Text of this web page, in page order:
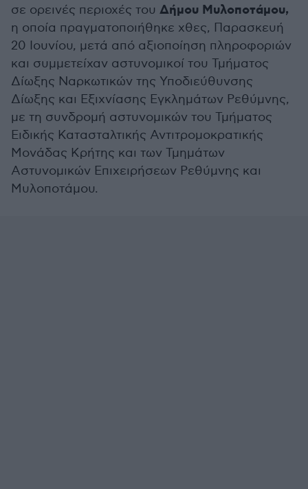
σε ορεινές περιοχές του Δήμου Μυλοποτάμου,
η οποία πραγματοποιήθηκε χθες, Παρασκευή
20 Ιουνίου, μετά από αξιοποίηση πληροφοριών
και συμμετείχαν αστυνομικοί του Τμήματος
Δίωξης Ναρκωτικών της Υποδιεύθυνσης
Δίωξης και Εξιχνίασης Εγκλημάτων Ρεθύμνης,
με τη συνδρομή αστυνομικών του Τμήματος
Ειδικής Κατασταλτικής Αντιτρομοκρατικής
Μονάδας Κρήτης και των Τμημάτων
Αστυνομικών Επιχειρήσεων Ρεθύμνης και
Μυλοποτάμου.